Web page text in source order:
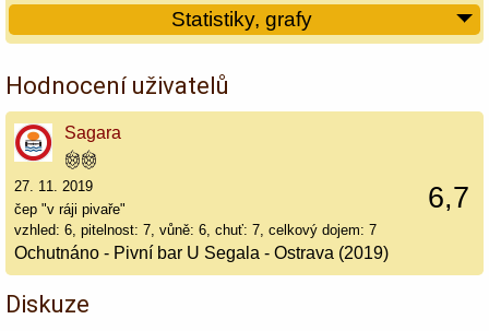
Statistiky, grafy
Hodnocení uživatelů
Sagara
6,7
27. 11. 2019
čep "v ráji pivaře"
vzhled: 6, pitelnost: 7, vůně: 6, chuť: 7, celkový dojem: 7
Ochutnáno - Pivní bar U Segala - Ostrava (2019)
Diskuze